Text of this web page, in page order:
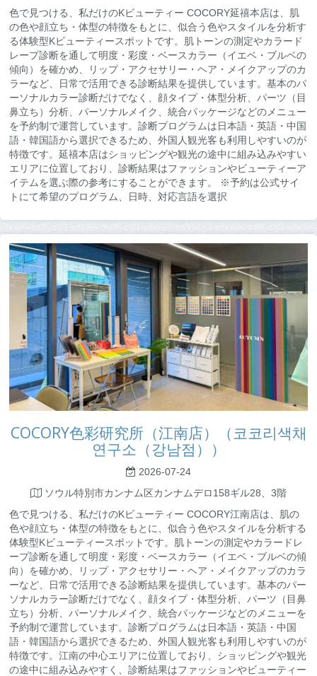
色で見つける、私だけのKビューティー COCORY延禧本店は、肌
の色や顔立ち・体型の特徴をもとに、似合う色やスタイルを分析す
る体験型Kビューティースポットです。肌トーンの測定やカラード
レープ診断を通して明度・彩度・ベースカラー（イエベ・ブルベの
傾向）を確かめ、リップ・アクセサリー・ヘア・メイクアップのカ
ラーなど、日常で活用できる診断結果を提供しています。基本のパ
ーソナルカラー診断だけでなく、顔タイプ・体型分析、パーツ（目
鼻立ち）分析、パーソナルメイク、統合パッケージなどのメニュー
を予約制で運営しています。診断プログラムは日本語・英語・中国
語・韓国語から選択できるため、外国人観光客も利用しやすいのが
特徴です。延禧本店はショッピングや観光の途中に組み込みやすい
エリアに位置しており、診断結果はファッションやビューティーア
イテムを選ぶ際の参考にすることができます。 ※予約は公式サイ
トにて希望のプログラム、日時、対応言語を選択
COCORY色彩研究所（江南店）（코코리색채
연구소（강남점））
2026-07-24
ソウル特別市カンナム区カンナムデロ158ギル28、3階
色で見つける、私だけのKビューティー COCORY江南店は、肌の
色や顔立ち・体型の特徴をもとに、似合う色やスタイルを分析する
体験型Kビューティースポットです。肌トーンの測定やカラードレ
ープ診断を通して明度・彩度・ベースカラー（イエベ・ブルベの傾
向）を確かめ、リップ・アクセサリー・ヘア・メイクアップのカラ
ーなど、日常で活用できる診断結果を提供しています。基本のパー
ソナルカラー診断だけでなく、顔タイプ・体型分析、パーツ（目鼻
立ち）分析、パーソナルメイク、統合パッケージなどのメニューを
予約制で運営しています。診断プログラムは日本語・英語・中国
語・韓国語から選択できるため、外国人観光客も利用しやすいのが
特徴です。江南の中心エリアに位置しており、ショッピングや観光
の途中に組み込みやすく、診断結果はファッションやビューティー